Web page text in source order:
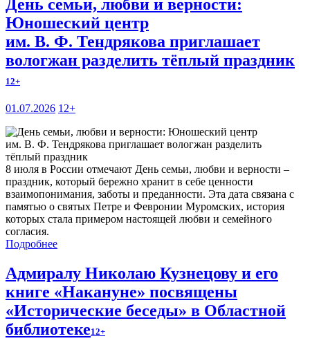
День семьи, любви и верности:
Юношеский центр
им. В. Ф. Тендрякова приглашает
вологжан разделить тёплый праздник
12+
01.07.2026 12+
8 июля в России отмечают День семьи, любви и верности –
праздник, который бережно хранит в себе ценности
взаимопонимания, заботы и преданности. Эта дата связана с
памятью о святых Петре и Февронии Муромских, история
которых стала примером настоящей любви и семейного
согласия.
Подробнее
Адмиралу Николаю Кузнецову и его
книге «Накануне» посвящены
«Исторические беседы» в Областной
библиотеке12+